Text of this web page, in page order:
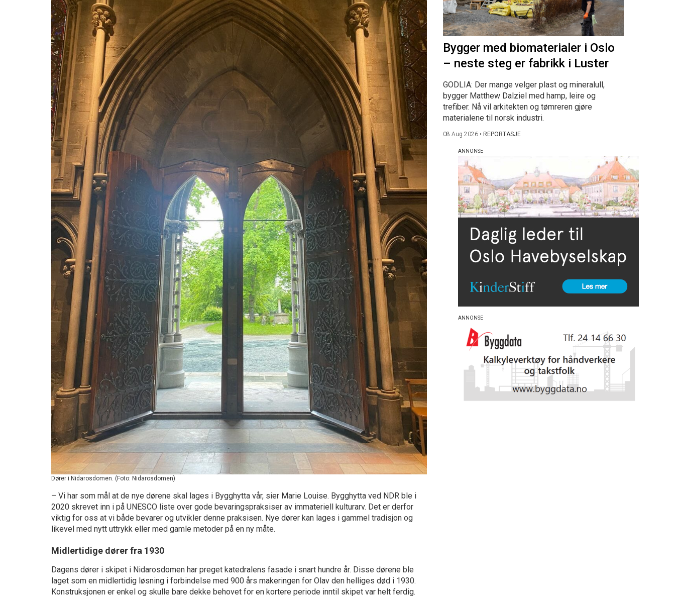
Dører i Nidarosdomen. (Foto: Nidarosdomen)
– Vi har som mål at de nye dørene skal lages i Bygghytta vår, sier Marie Louise. Bygghytta ved NDR ble i
2020 skrevet inn i på UNESCO liste over gode bevaringspraksiser av immateriell kulturarv. Det er derfor
viktig for oss at vi både bevarer og utvikler denne praksisen. Nye dører kan lages i gammel tradisjon og
likevel med nytt uttrykk eller med gamle metoder på en ny måte.
Midlertidige dører fra 1930
Dagens dører i skipet i Nidarosdomen har preget katedralens fasade i snart hundre år. Disse dørene ble
laget som en midlertidig løsning i forbindelse med 900 års makeringen for Olav den helliges død i 1930.
Konstruksjonen er enkel og skulle bare dekke behovet for en kortere periode inntil skipet var helt ferdig.
Bygger med biomaterialer i Oslo
– neste steg er fabrikk i Luster
GODLIA: Der mange velger plast og mineralull,
bygger Matthew Dalziel med hamp, leire og
trefiber. Nå vil arkitekten og tømreren gjøre
materialene til norsk industri.
08 Aug 2026 • REPORTASJE